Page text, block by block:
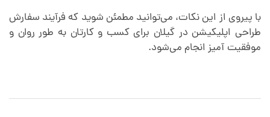
با پیروی از این نکات، می‌توانید مطمئن شوید که فرآیند سفارش
طراحی اپلیکیشن در گیلان برای کسب و کارتان به طور روان و
موفقیت آمیز انجام می‌شود.